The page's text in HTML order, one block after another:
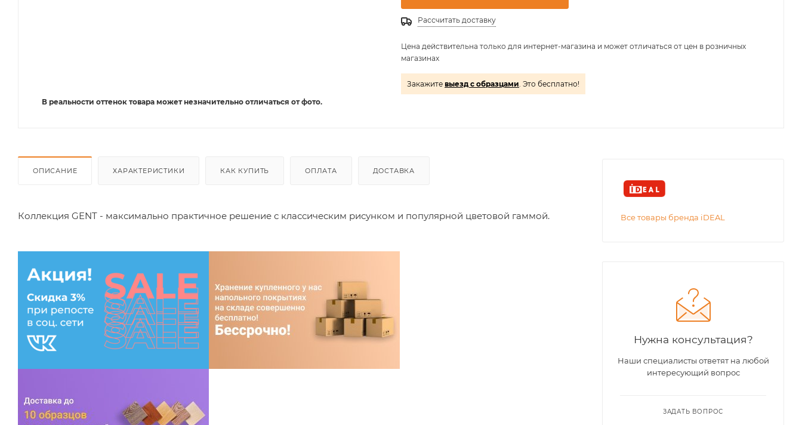
Рассчитать доставку
Цена действительна только для интернет-магазина и может отличаться от цен в розничных
магазинах
Закажите выезд с образцами . Это бесплатно!
В реальности оттенок товара может незначительно отличаться от фото.
ОПИСАНИЕ ХАРАКТЕРИСТИКИ КАК КУПИТЬ ОПЛАТА ДОСТАВКА
Коллекция GENT - максимально практичное решение с классическим рисунком и популярной цветовой гаммой. Все товары бренда iDEAL
Нужна консультация?
Наши специалисты ответят на любой
интересующий вопрос
ЗАДАТЬ ВОПРОС